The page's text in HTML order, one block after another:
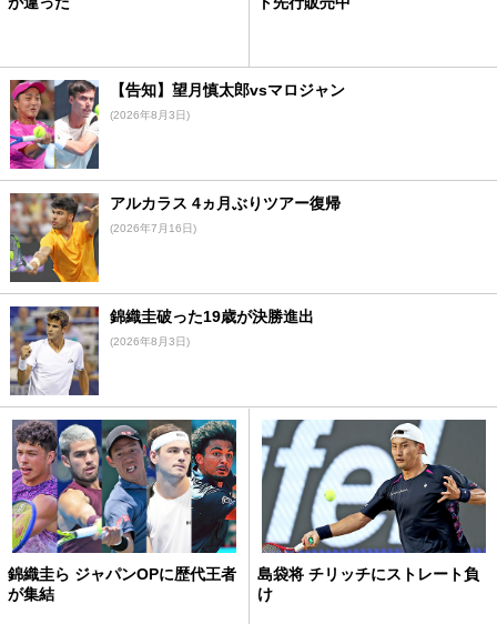
【告知】望月慎太郎vsマロジャン
(2026年8月3日)
アルカラス 4ヵ月ぶりツアー復帰
(2026年7月16日)
錦織圭破った19歳が決勝進出
(2026年8月3日)
錦織圭ら ジャパンOPに歴代王者
が集結
島袋将 チリッチにストレート負
け